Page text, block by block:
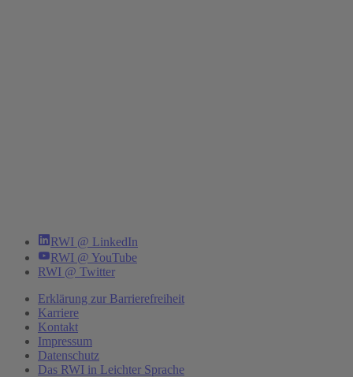
RWI @ LinkedIn
RWI @ YouTube
RWI @ Twitter
Erklärung zur Barrierefreiheit
Karriere
Kontakt
Impressum
Datenschutz
Das RWI in Leichter Sprache